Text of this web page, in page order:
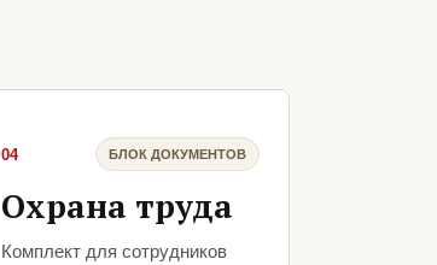
04 БЛОК ДОКУМЕНТОВ
Охрана труда
Комплект для сотрудников